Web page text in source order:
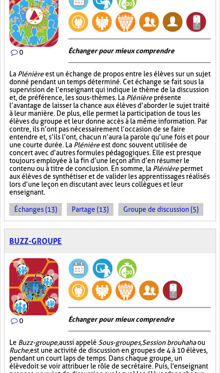
0 Échanger pour mieux comprendre
La Plénièreest un échange de propos entre les élèves sur un sujet
donné pendant un temps déterminé. Cet échange se fait sous la
supervision de l’enseignant qui indique le thème de la discussion
et, de préférence, les sous-thèmes. La Plénièreprésente
l’avantage de laisser la chance aux élèves d’aborder le sujet traité
à leur manière. De plus, elle permet la participation de tous les
élèves du groupe et leur donne accès à la même information. Par
contre, ils n’ont pas nécessairement l’occasion de se faire
entendre et, s’ils l’ont, chacun n’aura la parole qu’une fois et pour
une courte durée. La Plénièreest donc souvent utilisée de
concert avec d’autres formules pédagogiques. Elle est presque
toujours employée à la fin d’une leçon afin d’en résumer le
contenu ou à titre de conclusion. En somme, la Plénièrepermet
aux élèves de synthétiser et de valider les apprentissages réalisés
lors d’une leçon en discutant avec leurs collègues et leur
enseignant.
Échanges (13) Partage (13) Groupe de discussion (5)
BUZZ-GROUPE
0 Échanger pour mieux comprendre
Le Buzz-groupe,aussi appelé Sous-groupes,Session brouhahaou
Ruche,est une activité de discussion en groupes de 4 à 10 élèves,
pendant un court laps de temps. Dans chaque groupe, un
élève doit se voir attribuer le rôle de secrétaire. Puis, l'enseignant